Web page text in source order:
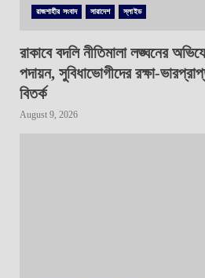
রাজশাহীর সংবাদ সারাদেশ স্লাইড
রাকাবে বদলি নীতিমালা লঙ্ঘনের
পদায়ন, সুবিধাভোগীদের রক্ষা-
বিতর্ক
August 9, 2026